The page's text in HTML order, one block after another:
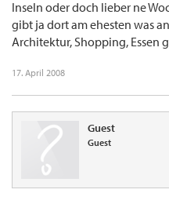
Inseln oder doch lieber ne
gibt ja dort am ehesten was
Architektur, Shopping, Essen
17. April 2008
Guest
Guest